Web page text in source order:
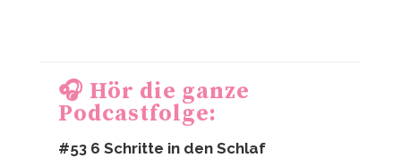
🎧 Hör die ganze
Podcastfolge:
#53 6 Schritte in den Schlaf